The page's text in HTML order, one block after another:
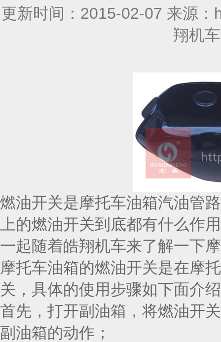
更新时间：2015-02-07 来源
翔机
燃油开关是摩托车油箱汽油管
上的燃油开关到底都有什么作
一起随着皓翔机车来了解一下
摩托车油箱的燃油开关是在摩
关，具体的使用步骤如下面介
首先，打开副油箱，将燃油开
副油箱的动作；